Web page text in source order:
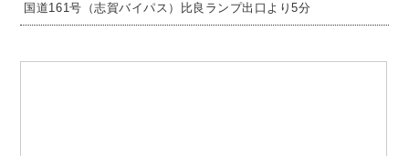
国道161号（志賀バイパス）比良ランプ出口より5分